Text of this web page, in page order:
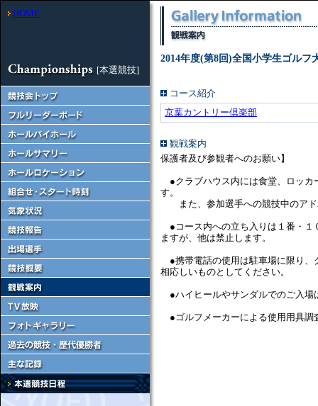
HOME
[本選競技]
2014年度(第8回)全国小学生ゴルフ
コース紹介
京葉カントリー倶楽部
観戦案内
保護者及び参観者へのお願い】
●クラブハウス内には食堂、ロッカ
す。
また、参加選手への競技中のアド
●コース内への立ち入りは１番・１
ますが、他は禁止します。
●携帯電話の使用は駐車場に限り、
相応しいものとしてください。
●ハイヒールやサンダルでのご入場
●ゴルフメーカーによる使用用具調